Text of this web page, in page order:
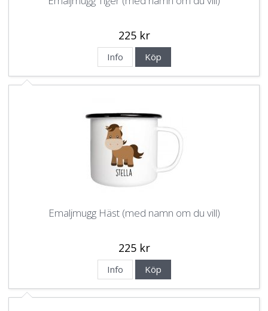
225 kr
Info Köp
Emaljmugg Häst (med namn om du vill)
225 kr
Info Köp